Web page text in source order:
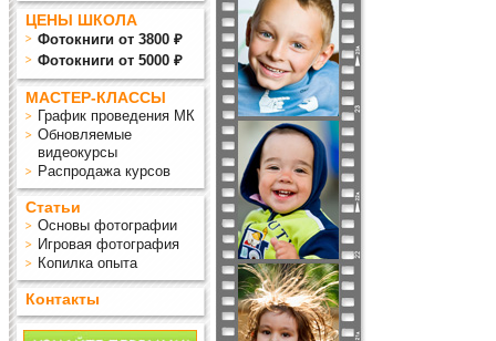
ЦЕНЫ ШКОЛА
Фотокниги от 3800 ₽
Фотокниги от 5000 ₽
МАСТЕР-КЛАССЫ
График проведения МК
Обновляемые
видеокурсы
Распродажа курсов
Статьи
Основы фотографии
Игровая фотография
Копилка опыта
Контакты